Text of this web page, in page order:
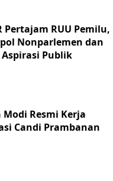
Pertajam RUU Pemilu,
Nonparlemen dan
Aspirasi Publik
Resmi Kerja
Candi Prambanan